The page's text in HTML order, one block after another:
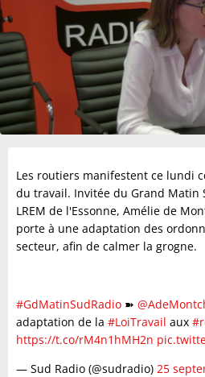
Les routiers manifestent ce lundi
du travail. Invitée du Grand Matin
LREM de l'Essonne, Amélie de
porte à une adaptation des
secteur, afin de calmer la grogne.
#GdMatinSudRadio ➽
adaptation de la #LoiTravail aux
https://t.co/rM4n1hMH2n
— Sud Radio (@sudradio) 25